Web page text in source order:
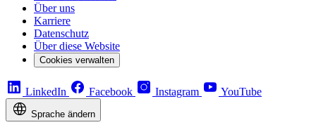
Über uns
Karriere
Datenschutz
Über diese Website
Cookies verwalten
LinkedIn Facebook Instagram YouTube
Sprache ändern